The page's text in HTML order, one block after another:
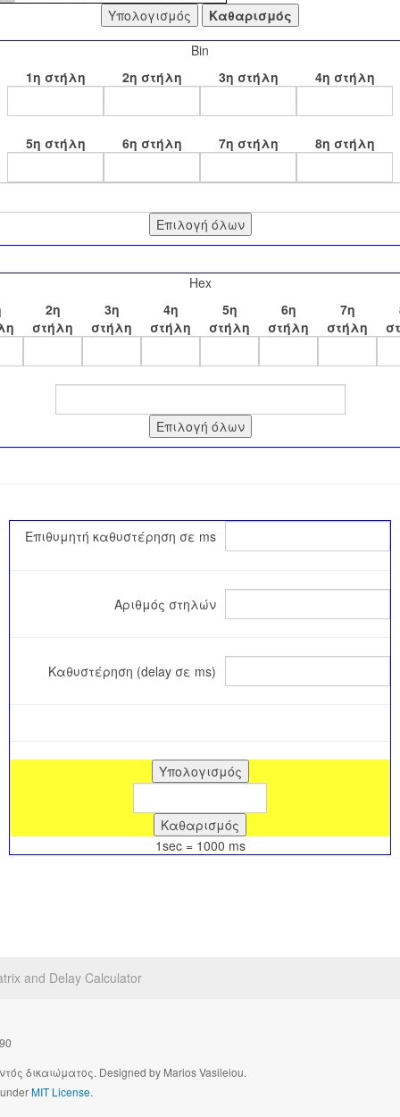
Bin
1η στήλη
2η στήλη 3η στήλη 4η στήλη
5η στήλη 6η στήλη 7η στήλη 8η στήλη
Hex
2η
στήλη
3η
στήλη
4η
στήλη
5η
στήλη
6η
στήλη
7η
στήλη
Επιθυμητή καθυστέρηση σε ms
Αριθμός στηλών
Καθυστέρηση (delay σε ms)
1sec = 1000 ms
and Delay Calculator
δικαιώματος. Designed by Marios Vasileiou.
MIT License.